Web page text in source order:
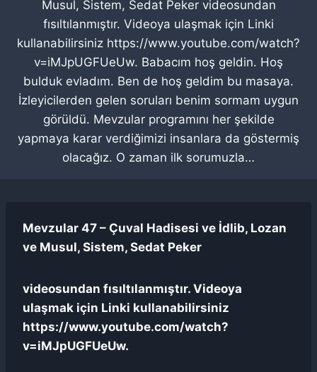
Musul, Sistem, Sedat Peker videosundan
fısıltılanmıştır. Videoya ulaşmak için Linki
kullanabilirsiniz https://www.youtube.com/watch?
v=iMJpUGFUeUw. Babacım hoş geldin. Hoş
bulduk evladım. Ben de hoş geldim bu masaya.
İzleyicilerden gelen soruları benim sormam uygun
görüldü. Mevzular programını her şekilde
yapmaya karar verdiğimizi insanlara da göstermiş
olacağız. O zaman ilk sorumuzla…
Mevzular 47 – Çuval Hadisesi ve İdlib, Lozan
ve Musul, Sistem, Sedat Peker
videosundan fısıltılanmıştır. Videoya
ulaşmak için Linki kullanabilirsiniz
https://www.youtube.com/watch?
v=iMJpUGFUeUw.